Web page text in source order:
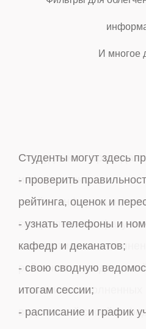
И многое
Студенты могут здесь
- проверить
рейтинга, оценок и
- узнать телефоны и
кафедр и деканатов;
- свою сводную
итогам сессии;
- расписание и график
Сотрудники и
информацию:
- найти информацию о
специальности,
- статистику по
рейтинговых
- списки незаполненных
ведомостей своей